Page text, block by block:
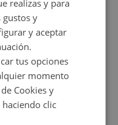
Desconocido,
más?¡No dejes pasar
no dudes
equipo comercial.
y ayudarte a
realizas y para
y
y aceptar
tus opciones
momento
Cookies y
clic